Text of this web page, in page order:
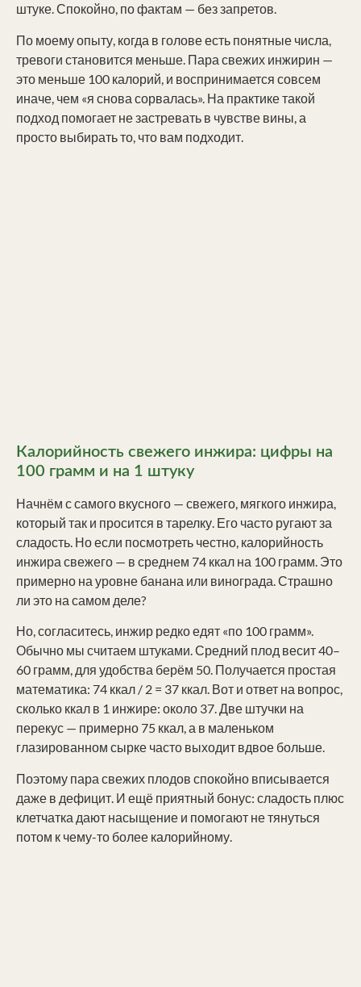
штуке. Спокойно, по фактам — без запретов.
По моему опыту, когда в голове есть понятные числа,
тревоги становится меньше. Пара свежих инжирин —
это меньше 100 калорий, и воспринимается совсем
иначе, чем «я снова сорвалась». На практике такой
подход помогает не застревать в чувстве вины, а
просто выбирать то, что вам подходит.
Калорийность свежего инжира: цифры на
100 грамм и на 1 штуку
Начнём с самого вкусного — свежего, мягкого инжира,
который так и просится в тарелку. Его часто ругают за
сладость. Но если посмотреть честно, калорийность
инжира свежего — в среднем 74 ккал на 100 грамм. Это
примерно на уровне банана или винограда. Страшно
ли это на самом деле?
Но, согласитесь, инжир редко едят «по 100 грамм».
Обычно мы считаем штуками. Средний плод весит 40–
60 грамм, для удобства берём 50. Получается простая
математика: 74 ккал / 2 = 37 ккал. Вот и ответ на вопрос,
сколько ккал в 1 инжире: около 37. Две штучки на
перекус — примерно 75 ккал, а в маленьком
глазированном сырке часто выходит вдвое больше.
Поэтому пара свежих плодов спокойно вписывается
даже в дефицит. И ещё приятный бонус: сладость плюс
клетчатка дают насыщение и помогают не тянуться
потом к чему-то более калорийному.